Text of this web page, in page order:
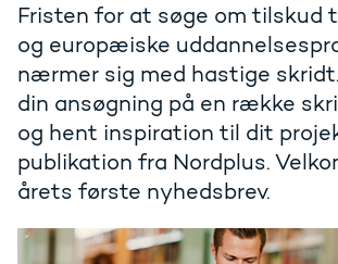
Fristen for at søge om tilskud
og europæiske
nærmer sig med hastige
din ansøgning på en række
og hent inspiration til dit
publikation fra Nordplus.
årets første nyhedsbrev.